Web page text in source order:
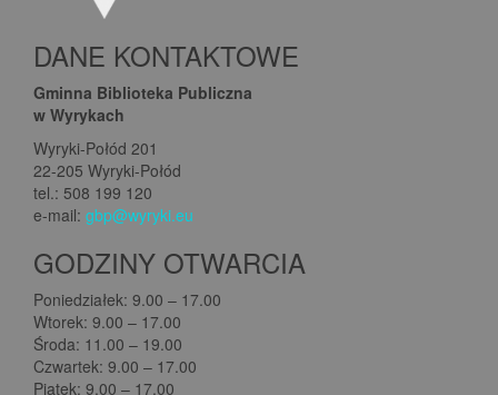
DANE KONTAKTOWE
Gminna Biblioteka Publiczna
w Wyrykach
Wyryki-Połód 201
22-205 Wyryki-Połód
tel.: 508 199 120
e-mail: gbp@wyryki.eu
GODZINY OTWARCIA
Poniedziałek: 9.00 – 17.00
Wtorek: 9.00 – 17.00
Środa: 11.00 – 19.00
Czwartek: 9.00 – 17.00
Piątek: 9.00 – 17.00